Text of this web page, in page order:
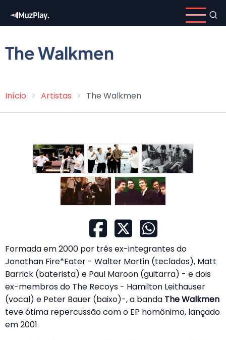
para
conteúdo
principal
The Walkmen
Trilha
navegação
Início Artistas The Walkmen
Formada em 2000 por três ex-integrantes do
Jonathan Fire*Eater - Walter Martin (teclados), Matt
Barrick (baterista) e Paul Maroon (guitarra) - e dois
ex-membros do The Recoys - Hamilton Leithauser
(vocal) e Peter Bauer (baixo)-, a banda The Walkmen
teve ótima repercussão com o EP homônimo, lançado
em 2001.